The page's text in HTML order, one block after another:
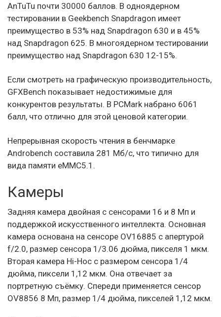
AnTuTu почти 30000 баллов. В одноядерном
тестировании в Geekbench Snapdragon имеет
преимущество в 53% над Snapdragon 630 и в 45%
над Snapdragon 625. В многоядерном тестировании
преимущество над Snapdragon 630 12-15%.
Если смотреть на графическую производительность,
GFXBench показывает недостижимые для
конкурентов результаты. В PCMark набрано 6061
балл, что отлично для этой ценовой категории.
Непрерывная скорость чтения в бенчмарке
Androbench составила 281 Мб/с, что типично для
вида памяти eMMC5.1.
Камеры
Задняя камера двойная с сенсорами 16 и 8 Мп и
поддержкой искусственного интеллекта. Основная
камера основана на сенсоре OV16885 с апертурой
f/2.0, размер сенсора 1/3.06 дюйма, пикселя 1 мкм.
Вторая камера Hi-Hoc с размером сенсора 1/4
дюйма, пиксели 1,12 мкм. Она отвечает за
портретную съёмку. Спереди применяется сенсор
OV8856 8 Мп, размер 1/4 дюйма, пикселей 1,12 мкм.